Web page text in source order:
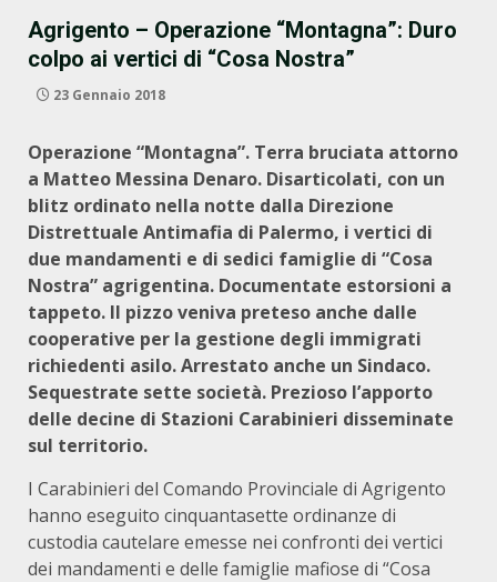
Agrigento – Operazione “Montagna”: Duro
colpo ai vertici di “Cosa Nostra”
23 Gennaio 2018
Operazione “Montagna”. Terra bruciata attorno
a Matteo Messina Denaro. Disarticolati, con un
blitz ordinato nella notte dalla Direzione
Distrettuale Antimafia di Palermo, i vertici di
due mandamenti e di sedici famiglie di “Cosa
Nostra” agrigentina. Documentate estorsioni a
tappeto. Il pizzo veniva preteso anche dalle
cooperative per la gestione degli immigrati
richiedenti asilo. Arrestato anche un Sindaco.
Sequestrate sette società. Prezioso l’apporto
delle decine di Stazioni Carabinieri disseminate
sul territorio.
I Carabinieri del Comando Provinciale di Agrigento
hanno eseguito cinquantasette ordinanze di
custodia cautelare emesse nei confronti dei vertici
dei mandamenti e delle famiglie mafiose di “Cosa